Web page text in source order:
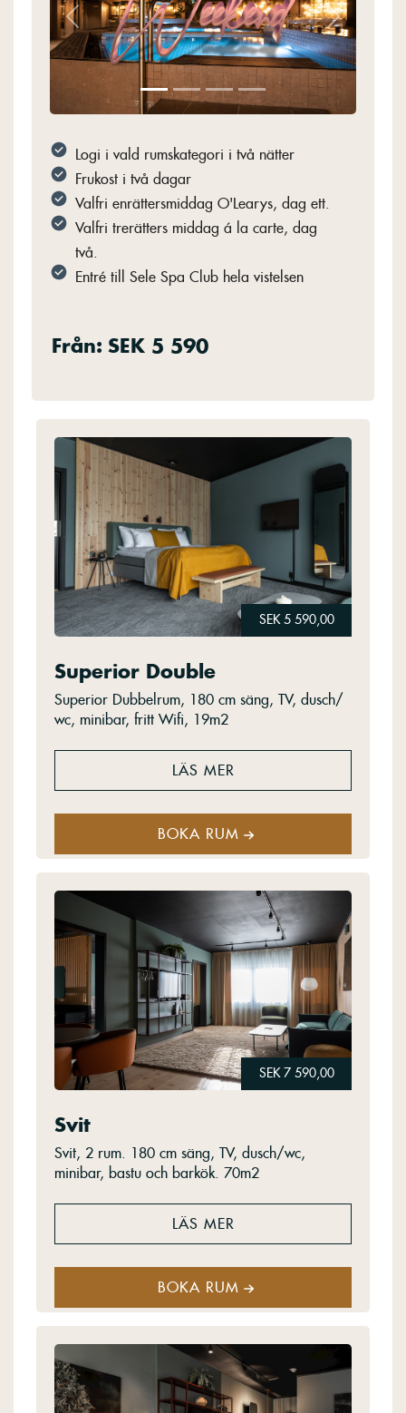
Previous Next
Logi i vald rumskategori i två nätter
Frukost i två dagar
Valfri enrättersmiddag O'Learys, dag ett.
Valfri trerätters middag á la carte, dag
två.
Entré till Sele Spa Club hela vistelsen
Från: SEK 5 590
Superior Double
Superior Dubbelrum, 180 cm säng, TV, dusch/
wc, minibar, fritt Wifi, 19m2
LÄS MER
SEK 5 590,00
BOKA RUM
Svit
Svit, 2 rum. 180 cm säng, TV, dusch/wc,
minibar, bastu och barkök. 70m2
LÄS MER
SEK 7 590,00
BOKA RUM